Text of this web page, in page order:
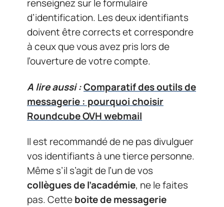
renseignez sur le formulaire
d’identification. Les deux identifiants
doivent être corrects et correspondre
à ceux que vous avez pris lors de
l’ouverture de votre compte.
A lire aussi :Comparatif des outils de
messagerie : pourquoi choisir
Roundcube OVH webmail
Il est recommandé de ne pas divulguer
vos identifiants à une tierce personne.
Même s’il s’agit de l’un de vos
collègues de l’académie, ne le faites
pas. Cetteboite de messagerie